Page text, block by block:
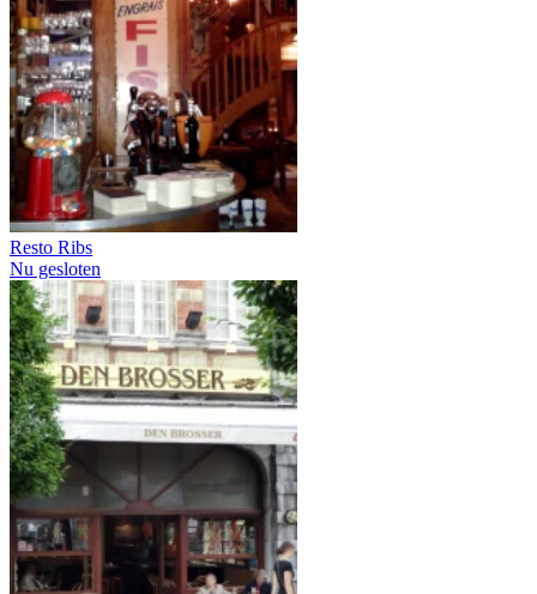
Resto Ribs
Nu gesloten